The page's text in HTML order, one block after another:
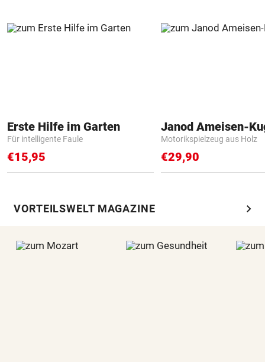
Erste Hilfe im Garten
Für intelligente Faule
€15,95
Janod Ameisen-
Motorikspielzeug aus Holz
€29,90
VORTEILSWELT MAGAZINE chevron_right